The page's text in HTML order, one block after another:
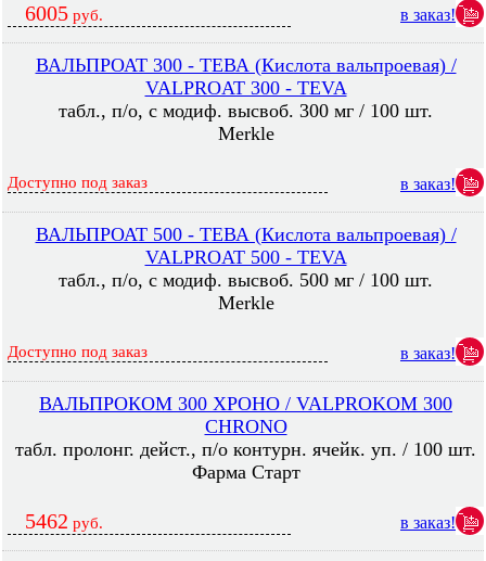
6005 руб. в заказ!
ВАЛЬПРОАТ 300 - ТЕВА (Кислота вальпроевая) /
VALPROAT 300 - TEVA
табл., п/о, с модиф. высвоб. 300 мг / 100 шт.
Merkle
Доступно под заказ в заказ!
ВАЛЬПРОАТ 500 - ТЕВА (Кислота вальпроевая) /
VALPROAT 500 - TEVA
табл., п/о, с модиф. высвоб. 500 мг / 100 шт.
Merkle
Доступно под заказ в заказ!
ВАЛЬПРОКОМ 300 ХРОНО / VALPROKOM 300
CHRONO
табл. пролонг. дейст., п/о контурн. ячейк. уп. / 100 шт.
Фарма Старт
5462 руб. в заказ!